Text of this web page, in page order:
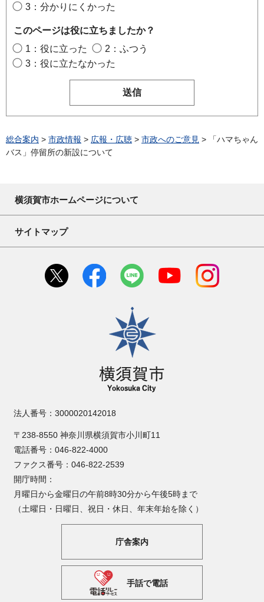
3：分かりにくかった
このページは役に立ちましたか？
1：役に立った
2：ふつう
3：役に立たなかった
総合案内 > 市政情報 > 広報・広聴 > 市政へのご意見 > 「ハマちゃん
バス」停留所の新設について
横須賀市ホームページについて
サイトマップ
横須賀市
法人番号：3000020142018
〒238-8550 神奈川県横須賀市小川町11
電話番号：046-822-4000
ファクス番号：046-822-2539
開庁時間：
月曜日から金曜日の午前8時30分から午後5時まで
（土曜日・日曜日、祝日・休日、年末年始を除く）
庁舎案内
手話で電話